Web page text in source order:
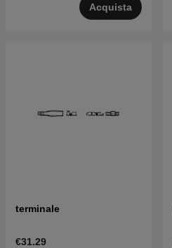
Acquista
terminale
€31.29